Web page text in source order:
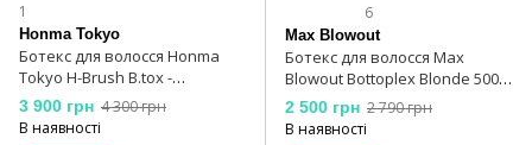
1
Honma Tokyo
Ботекс для волосся Honma
Tokyo H-Brush B.tox -
Reconstructor Platinum 1000 мл
3 900 грн 4 300 грн
В наявності
6
Max Blowout
Ботекс для волосся Max
Blowout Bottoplex Blonde 500
мл
2 500 грн 2 790 грн
В наявності